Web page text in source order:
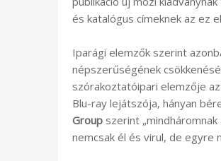
és katalógus címeknek az ez
Iparági elemzők szerint
népszerűségének
szórakoztatóipari elemzője
Blu-ray lejátszója, hányan
Group szerint
nemcsak él és virul, de egyre